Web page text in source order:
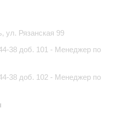
, ул. Рязанская 99
38 доб. 101 - Менеджер по
38 доб. 102 - Менеджер по